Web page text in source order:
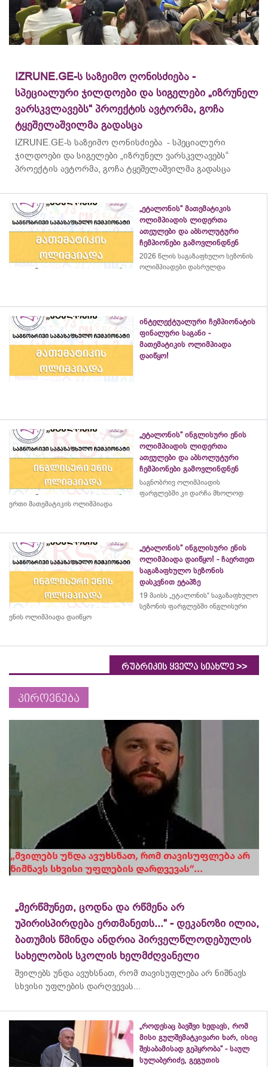
IZRUNE.GE-ს საზეიმო ღონისძიება -
სპეციალური ჯილდოები და სიგელები „იზრუნელ
ვარსკვლავებს“ პროექტის ავტორმა, გოჩა
ტყეშელაშვილმა გადასცა
IZRUNE.GE-ს საზეიმო ღონისძიება - სპეციალური
ჯილდოები და სიგელები „იზრუნელ ვარსკვლავებს“
პროექტის ავტორმა, გოჩა ტყეშელაშვილმა გადასცა
„ეტალონის“ მათემატიკის
ოლიმპიადის ლიდერთა
ათეულები და აბსოლუტური
ჩემპიონები გამოვლინდნენ
2026 წლის საგაზაფხულო სეზონის
ოლიმპიადები დასრულდა
ინტელექტუალური ჩემპიონატის
ფინალური საგანი -
მათემატიკის ოლიმპიადა
დაიწყო!
„ეტალონის“ ინგლისური ენის
ოლიმპიადის ლიდერთა
ათეულები და აბსოლუტური
ჩემპიონები გამოვლინდნენ
საგნობრივ ოლიმპიადის
ფარგლებში კი დარჩა მხოლოდ
ერთი მათემატიკის ოლიმპიადა
„ეტალონის“ ინგლისური ენის
ოლიმპიადა დაიწყო! - ჩაერთეთ
საგაზაფხულო სეზონის
დასკვნით ეტაპზე
19 მაისს „ეტალონის“ საგაზაფხულო
სეზონის ფარგლებში ინგლისური
ენის ოლიმპიადა დაიწყო
რუბრიკის ყველა სიახლე >>
პიროვნება
„მერწმუნეთ, ცოდნა და რწმენა არ
უპირისპირდება ერთმანეთს...“ - დეკანოზი ილია,
ბათუმის წმინდა ანდრია პირველწლოდებულის
სახელობის სკოლის ხელმძღვანელი
შვილებს უნდა ავუხსნათ, რომ თავისუფლება არ ნიშნავს
სხვისი უფლების დარღვევას...
„როდესაც ბავშვი ხედავს, რომ
მისი გულშემატკივარი ხარ, ისიც
შესაბამისად გეპყრობა“ - საულ
სულაბერიძე, გეგუთის